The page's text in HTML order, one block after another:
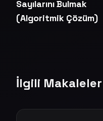
Sayılarını Bulmak
(Algoritmik Çözüm)
İlgili Makaleler